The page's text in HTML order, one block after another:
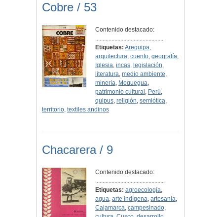
Cobre / 53
Contenido destacado:
..............................................
Etiquetas: Arequipa,
arquitectura,cuento,geografía,
Iglesia,incas, legislación,
literatura,medio ambiente,
minería, Moquegua,
patrimonio cultural , Perú,
quipus,religión,semiótica,
territorio, textiles andinos
Chacarera / 9
Contenido destacado:
...............................................
Etiquetas: agroecología,
agua,arte indígena,artesanía,
Cajamarca,campesinado,